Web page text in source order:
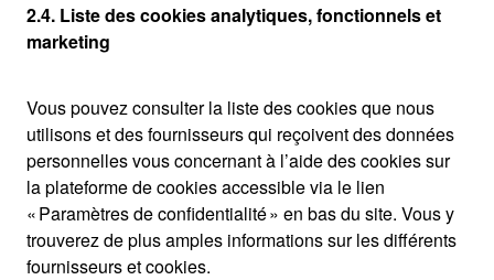
2.4. Liste des cookies analytiques, fonctionnels et
marketing
Vous pouvez consulter la liste des cookies que nous
utilisons et des fournisseurs qui reçoivent des données
personnelles vous concernant à l’aide des cookies sur
la plateforme de cookies accessible via le lien
« Paramètres de confidentialité » en bas du site. Vous y
trouverez de plus amples informations sur les différents
fournisseurs et cookies.